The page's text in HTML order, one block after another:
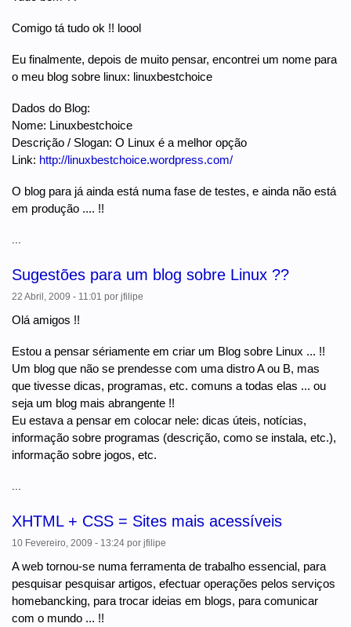
Comigo tá tudo ok !! loool
Eu finalmente, depois de muito pensar, encontrei um nome para
o meu blog sobre linux: linuxbestchoice
Dados do Blog:
Nome: Linuxbestchoice
Descrição / Slogan: O Linux é a melhor opção
Link: http://linuxbestchoice.wordpress.com/
O blog para já ainda está numa fase de testes, e ainda não está
em produção .... !!
...
Sugestões para um blog sobre Linux ??
22 Abril, 2009 - 11:01 por jfilipe
Olá amigos !!
Estou a pensar sériamente em criar um Blog sobre Linux ... !!
Um blog que não se prendesse com uma distro A ou B, mas
que tivesse dicas, programas, etc. comuns a todas elas ... ou
seja um blog mais abrangente !!
Eu estava a pensar em colocar nele: dicas úteis, notícias,
informação sobre programas (descrição, como se instala, etc.),
informação sobre jogos, etc.
...
XHTML + CSS = Sites mais acessíveis
10 Fevereiro, 2009 - 13:24 por jfilipe
A web tornou-se numa ferramenta de trabalho essencial, para
pesquisar pesquisar artigos, efectuar operações pelos serviços
homebancking, para trocar ideias em blogs, para comunicar
com o mundo ... !!